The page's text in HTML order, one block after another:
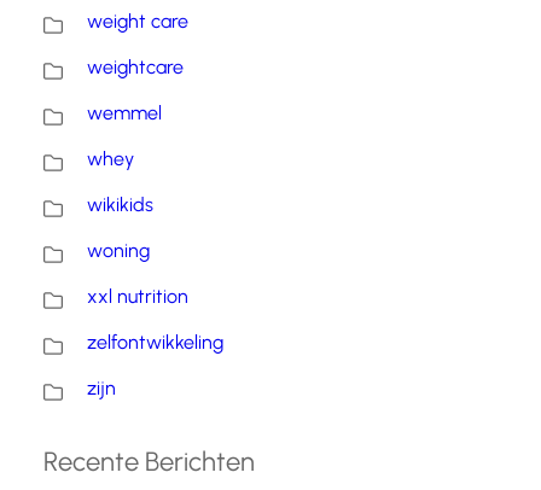
weight care
weightcare
wemmel
whey
wikikids
woning
xxl nutrition
zelfontwikkeling
zijn
Recente Berichten